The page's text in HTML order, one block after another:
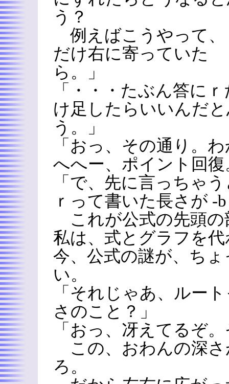
う？
例えばこうやって、
だけ右に寄っていた
ら。」
「・・・たぶん答にｒ
け足したらいいんだ
う。」
「おっ、その通り。
へへー、ポイント回復
「で、先に言っちゃ
ｒって書いた長さが -
これが公式の先頭の
私は、式とグラフを
今、公式の謎が、ち
い。
「それじゃあ、ルー
さのこと？」
「おっ、冴えてるぞ
この、おわんの深さ
ろ。